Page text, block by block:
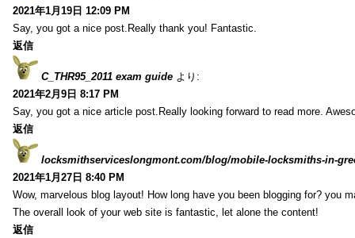
2021年1月19日 12:09 PM
Say, you got a nice post.Really thank you! Fantastic.
返信
C_THR95_2011 exam guide より:
2021年2月9日 8:17 PM
Say, you got a nice article post.Really looking forward to read more.
返信
locksmithserviceslongmont.com/blog/mobile-locksmiths-in-
2021年1月27日 8:40 PM
Wow, marvelous blog layout! How long have you been blogging for? you
The overall look of your web site is fantastic, let alone the content!
返信